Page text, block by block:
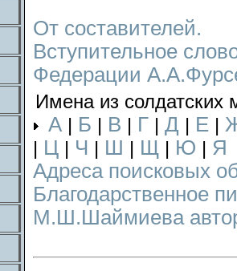
От составителей.
Вступительное
Федерации
Имена из солдатских
А | Б | В | Г | Д | Е |
| Ц | Ч | Ш | Щ | Ю | Я
Адреса поисковых
Благодарственное
М.Ш.Шаймиева